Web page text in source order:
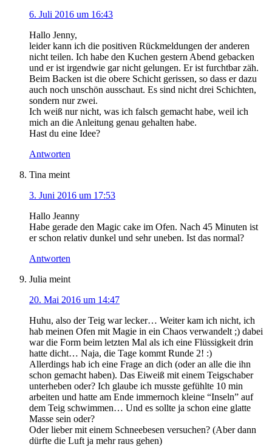
6. Juli 2016 um 16:43
Hallo Jenny,
leider kann ich die positiven Rückmeldungen der anderen
nicht teilen. Ich habe den Kuchen gestern Abend gebacken
und er ist irgendwie gar nicht gelungen. Er ist furchtbar zäh.
Beim Backen ist die obere Schicht gerissen, so dass er dazu
auch noch unschön ausschaut. Es sind nicht drei Schichten,
sondern nur zwei.
Ich weiß nur nicht, was ich falsch gemacht habe, weil ich
mich an die Anleitung genau gehalten habe.
Hast du eine Idee?
Antworten
Tina meint
3. Juni 2016 um 17:53
Hallo Jeanny
Habe gerade den Magic cake im Ofen. Nach 45 Minuten ist
er schon relativ dunkel und sehr uneben. Ist das normal?
Antworten
Julia meint
20. Mai 2016 um 14:47
Huhu, also der Teig war lecker… Weiter kam ich nicht, ich
hab meinen Ofen mit Magie in ein Chaos verwandelt ;) dabei
war die Form beim letzten Mal als ich eine Flüssigkeit drin
hatte dicht… Naja, die Tage kommt Runde 2! :)
Allerdings hab ich eine Frage an dich (oder an alle die ihn
schon gemacht haben). Das Eiweiß mit einem Teigschaber
unterheben oder? Ich glaube ich musste gefühlte 10 min
arbeiten und hatte am Ende immernoch kleine “Inseln” auf
dem Teig schwimmen… Und es sollte ja schon eine glatte
Masse sein oder?
Oder lieber mit einem Schneebesen versuchen? (Aber dann
dürfte die Luft ja mehr raus gehen)